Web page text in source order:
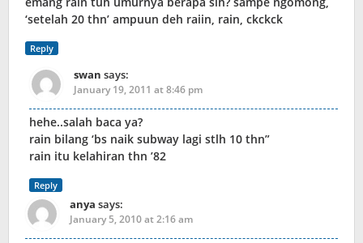
‘setelah 20 thn’ ampuun deh raiin, rain, ckckck
Reply
swan says:
January 19, 2011 at 8:46 pm
hehe..salah baca ya?
rain bilang ‘bs naik subway lagi stlh 10 thn”
rain itu kelahiran thn ’82
Reply
anya says:
January 5, 2010 at 2:16 am